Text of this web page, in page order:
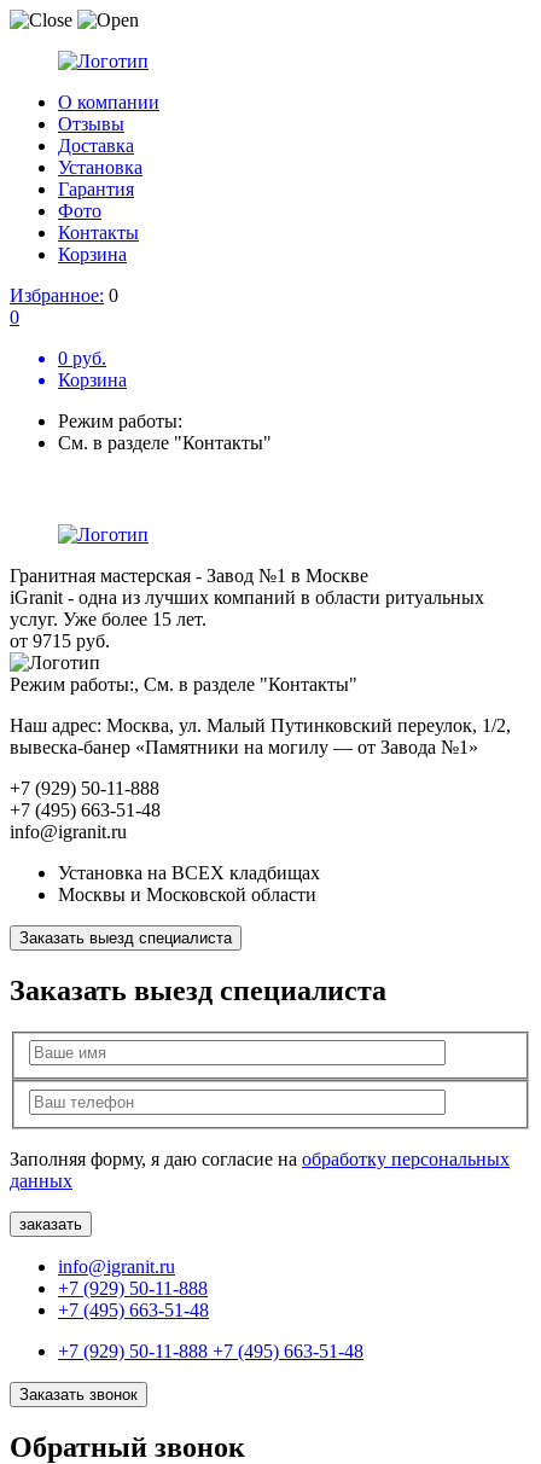
О компании
Отзывы
Доставка
Установка
Гарантия
Фото
Контакты
Корзина
Избранное: 0
0
0 руб.
Корзина
Режим работы:
См. в разделе "Контакты"
Гранитная мастерская - Завод №1 в Москве
iGranit - одна из лучших компаний в области ритуальных
услуг. Уже более 15 лет.
от 9715 руб.
Режим работы:, См. в разделе "Контакты"
Наш адрес: Москва, ул. Малый Путинковский переулок, 1/2,
вывеска-банер «Памятники на могилу — от Завода №1»
+7 (929) 50-11-888
+7 (495) 663-51-48
info@igranit.ru
Установка на ВСЕХ кладбищах
Москвы и Московской области
Заказать выезд специалиста
Заказать выезд специалиста
Заполняя форму, я даю согласие на обработку персональных
данных
info@igranit.ru
+7 (929) 50-11-888
+7 (495) 663-51-48
+7 (929) 50-11-888 +7 (495) 663-51-48
Заказать звонок
Обратный звонок